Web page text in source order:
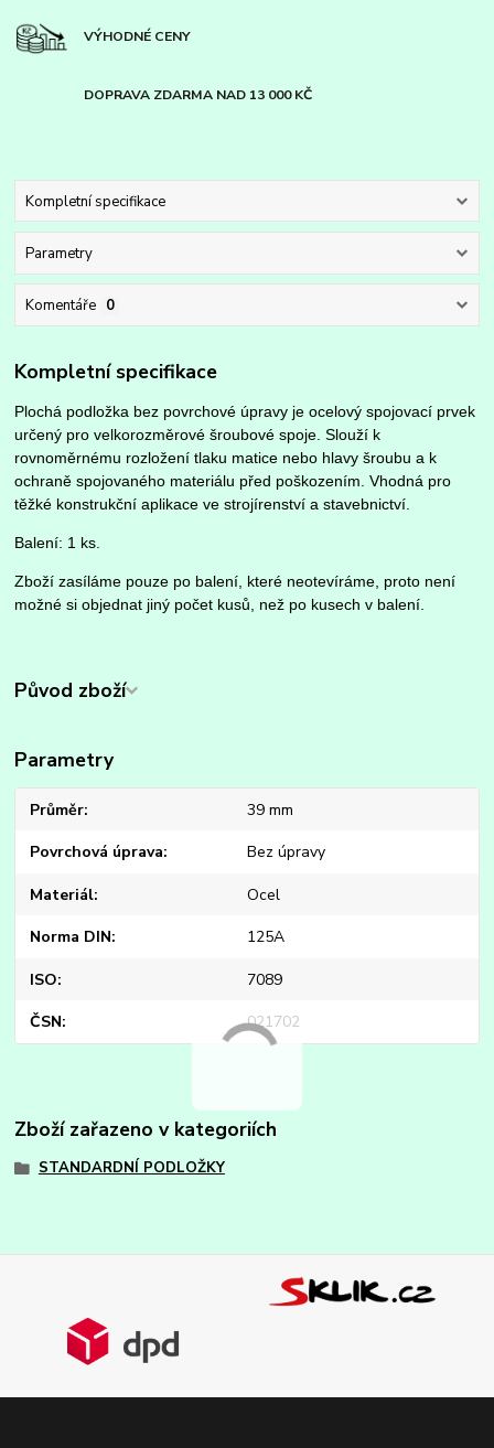
VÝHODNÉ CENY
DOPRAVA ZDARMA NAD 13 000 KČ
Kompletní specifikace
Parametry
Komentáře 0
Kompletní specifikace
Plochá podložka bez povrchové úpravy je ocelový spojovací prvek
určený pro velkorozměrové šroubové spoje. Slouží k
rovnoměrnému rozložení tlaku matice nebo hlavy šroubu a k
ochraně spojovaného materiálu před poškozením. Vhodná pro
těžké konstrukční aplikace ve strojírenství a stavebnictví.
Balení: 1 ks.
Zboží zasíláme pouze po balení, které neotevíráme, proto není
možné si objednat jiný počet kusů, než po kusech v balení.
Původ zboží
Parametry
Průměr 39 mm
Povrchová úprava Bez úpravy
Materiál Ocel
Norma DIN 125A
ISO 7089
ČSN 021702
Zboží zařazeno v kategoriích
STANDARDNÍ PODLOŽKY